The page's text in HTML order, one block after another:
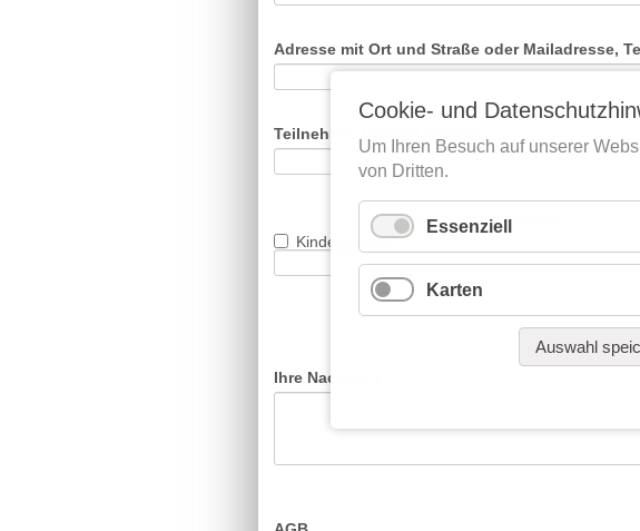
Pflichtfeld
Adresse mit Ort und Straße oder Mailadresse,
Teilnehmer (Anzahl Kinder)
Kindertöpfern
Geburtstagsdatum
Ihre Nachricht
Cookie- und
Um Ihren Besuch auf unserer
von Dritten.
Essenziell
Karten
Auswahl